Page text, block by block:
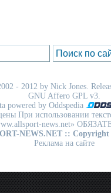
- 2012 by Nick Jones.
GNU Affero GPL v3.
powered by Oddspedia
При использовании
news.net»
NEWS.NET :: Copyright
Реклама на сайте